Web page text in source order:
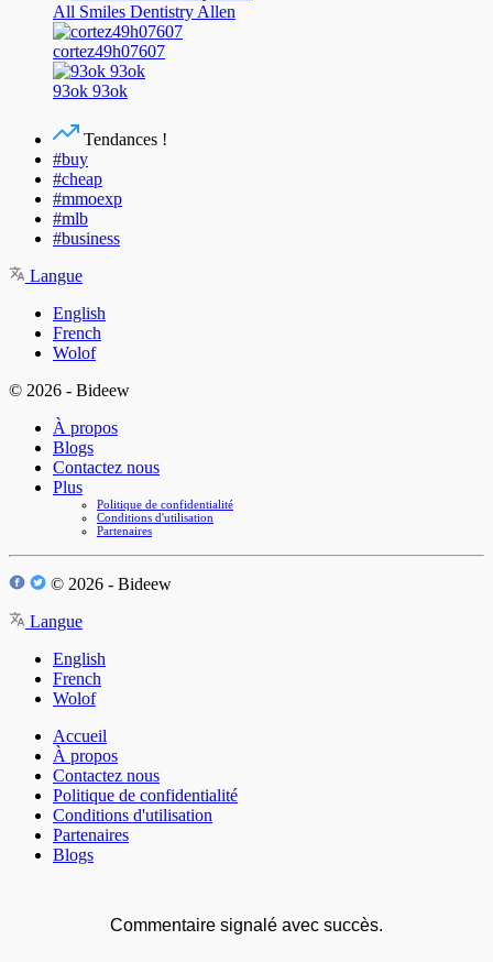
All Smiles Dentistry Allen
cortez49h07607
93ok 93ok
Tendances !
#buy
#cheap
#mmoexp
#mlb
#business
Langue
English
French
Wolof
© 2026 - Bideew
À propos
Blogs
Contactez nous
Plus
Politique de confidentialité
Conditions d'utilisation
Partenaires
© 2026 - Bideew
Langue
English
French
Wolof
Accueil
À propos
Contactez nous
Politique de confidentialité
Conditions d'utilisation
Partenaires
Blogs
Commentaire signalé avec succès.